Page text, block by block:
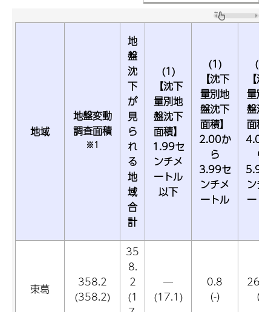
地域
地盤変動
調査面積
※1
地
盤
沈
下
が
見
ら
れ
る
地
域
合
計
(1)
【沈下
量別地
盤沈下
面積】
1.99セ
ンチメ
ートル
以下
(1)
【沈下
量別地
盤沈下
面積】
2.00か
ら
3.99セ
ンチメ
ートル
(1)
【沈
量別
盤沈
面積
4.00
ら
5.99
ンチ
ート
東葛
358.2
(358.2)
35
8.
2
(1
―
(17.1)
0.8
（-）
（-